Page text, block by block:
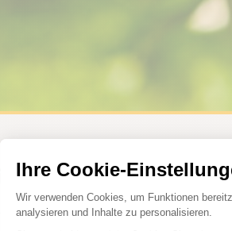
Duft setzt sich die Pfingstrose (